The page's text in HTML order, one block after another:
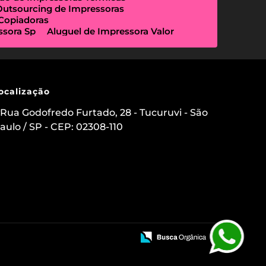
de Impressoras
Sp
Aluguel de Impressora Valor
Manutenção de Impressora
e Locação de Impressoras
de Scanner de Mesa
Aluguel de Etiquetadora
para Clínicas Médicas
Impressoras
Rua Godofredo Furtado, 28 - Tucuruvi - São
/ SP - CEP: 02308-110